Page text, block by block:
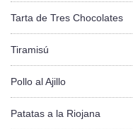
Tarta de Tres Chocolates
Tiramisú
Pollo al Ajillo
Patatas a la Riojana